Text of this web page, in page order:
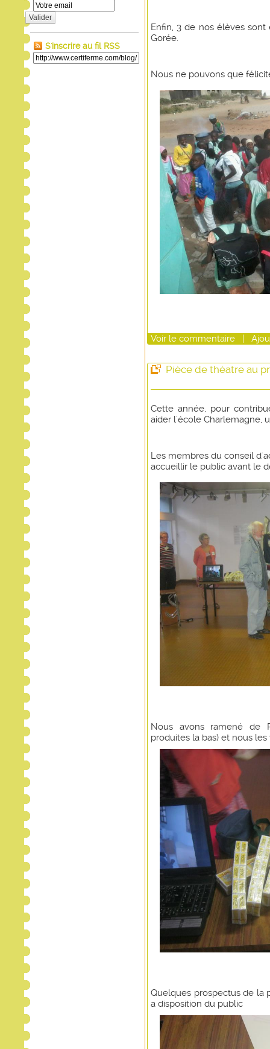
Valider
S'inscrire au fil RSS
Enfin, 3 de nos élèves
Gorée.
Nous ne pouvons que
Voir le commentaire |
Pièce de théatre au
Cette année, pour
aider l'école Charlemagne,
Les membres du conseil
accueillir le public avant le
Nous avons ramené de
produites la bas) et nous
Quelques prospectus de la
a disposition du public